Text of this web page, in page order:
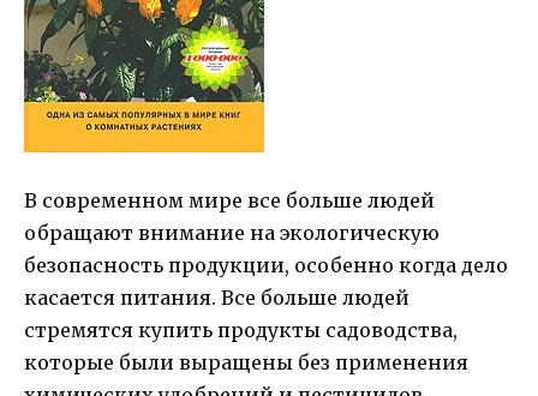
В современном мире все больше людей
обращают внимание на экологическую
безопасность продукции, особенно когда дело
касается питания. Все больше людей
стремятся купить продукты садоводства,
которые были выращены без применения